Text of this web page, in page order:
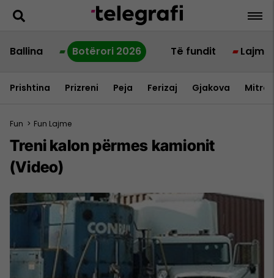
Ballina Botërori 2026 Të fundit Lajme
Prishtina Prizreni Peja Ferizaj Gjakova
Fun > Fun Lajme
Treni kalon përmes kamionit
(Video)